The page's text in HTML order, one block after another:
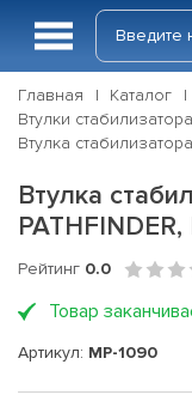
Главная Каталог
Втулки стабилизатора
Втулка
Втулка
Рейтинг 0.0
Товар
Артикул: MP-1090